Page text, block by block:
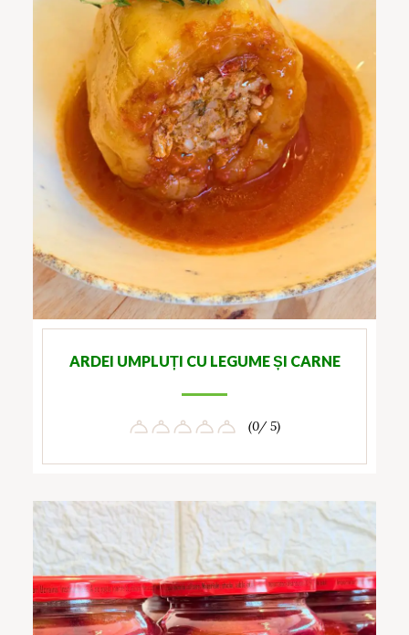
ARDEI UMPLUȚI CU LEGUME ȘI CARNE
(0/ 5)